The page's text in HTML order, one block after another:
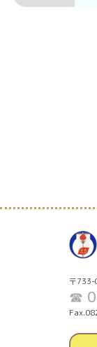
〒733-
☎